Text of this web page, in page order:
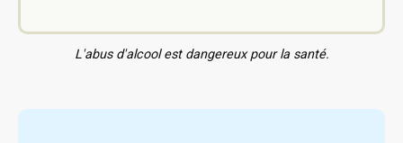
L'abus d'alcool est dangereux pour la santé.